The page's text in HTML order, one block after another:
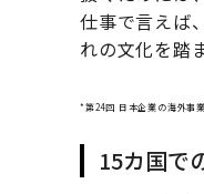
仕事で言えば
れの文化を踏
*第24回 日本企業の海外事
15カ国で